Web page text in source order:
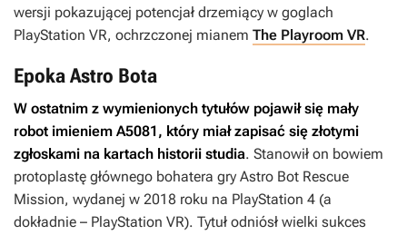
wersji pokazującej potencjał drzemiący w goglach
PlayStation VR, ochrzczonej mianem The Playroom VR.
Epoka Astro Bota
W ostatnim z wymienionych tytułów pojawił się mały
robot imieniem A5081, który miał zapisać się złotymi
zgłoskami na kartach historii studia. Stanowił on bowiem
protoplastę głównego bohatera gry Astro Bot Rescue
Mission, wydanej w 2018 roku na PlayStation 4 (a
dokładnie – PlayStation VR). Tytuł odniósł wielki sukces